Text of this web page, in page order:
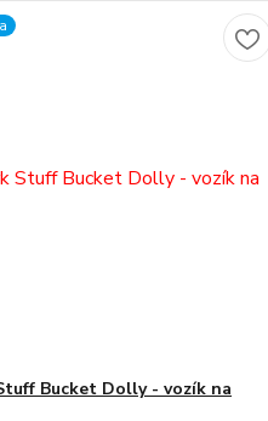
Bucket Dolly - vozík na